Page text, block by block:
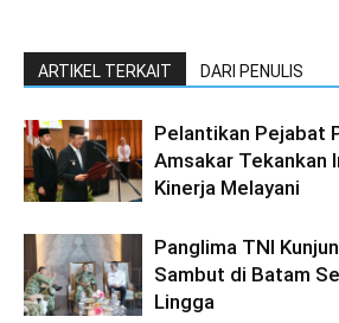
ARTIKEL TERKAIT DARI PENULIS
Pelantikan Pejabat
Amsakar Tekankan
Kinerja Melayani
Panglima TNI
Sambut di Batam
Lingga